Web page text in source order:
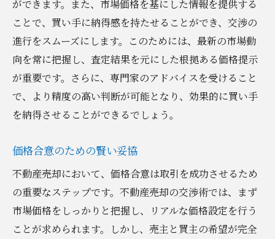
ができます。また、市場価格を基にした情報を提供する
ことで、買い手に納得感を持たせることができ、交渉の
進行をスムーズにします。このためには、最新の市場動
向を常に把握し、査定結果を元にした根拠ある価格提示
が重要です。さらに、専門家のアドバイスを受けること
で、より精度の高い判断が可能となり、効果的に買い手
を納得させることができるでしょう。
価格合意のための賢い妥協
不動産売却において、価格合意は取引を成功させるため
の重要なステップです。不動産売却の交渉術では、まず
市場価格をしっかりと把握し、リアルな価格設定を行う
ことが求められます。しかし、売主と買主の希望が完全